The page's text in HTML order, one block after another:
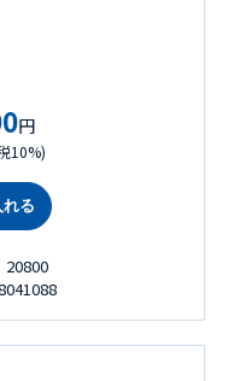
円
10%)
る
20800